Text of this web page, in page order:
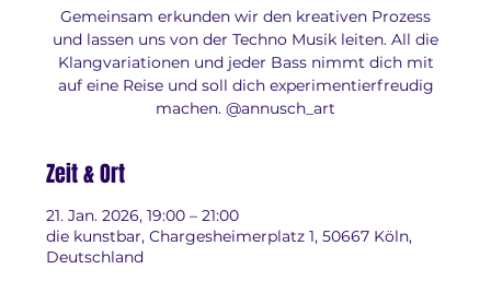
Gemeinsam erkunden wir den kreativen Prozess
und lassen uns von der Techno Musik leiten. All die
Klangvariationen und jeder Bass nimmt dich mit
auf eine Reise und soll dich experimentierfreudig
machen. @annusch_art
Zeit & Ort
21. Jan. 2026, 19:00 – 21:00
die kunstbar, Chargesheimerplatz 1, 50667 Köln,
Deutschland